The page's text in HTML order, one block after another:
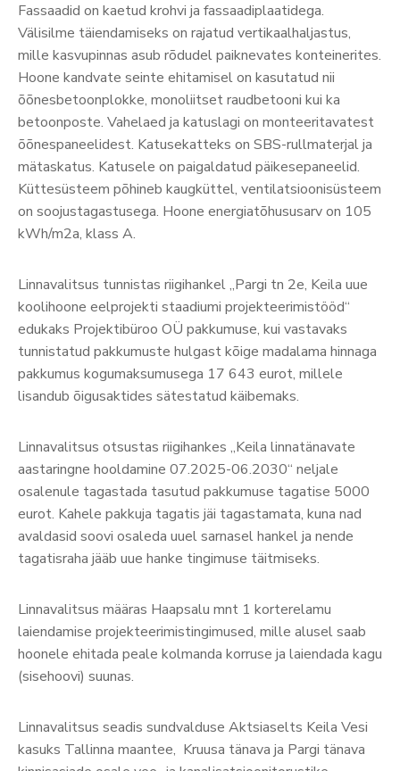
Fassaadid on kaetud krohvi ja fassaadiplaatidega.
Välisilme täiendamiseks on rajatud vertikaalhaljastus,
mille kasvupinnas asub rõdudel paiknevates konteinerites.
Hoone kandvate seinte ehitamisel on kasutatud nii
õõnesbetoonplokke, monoliitset raudbetooni kui ka
betoonposte. Vahelaed ja katuslagi on monteeritavatest
õõnespaneelidest. Katusekatteks on SBS-rullmaterjal ja
mätaskatus. Katusele on paigaldatud päikesepaneelid.
Küttesüsteem põhineb kaugküttel, ventilatsioonisüsteem
on soojustagastusega. Hoone energiatõhususarv on 105
kWh/m2a, klass A.
Linnavalitsus tunnistas riigihankel „Pargi tn 2e, Keila uue
koolihoone eelprojekti staadiumi projekteerimistööd“
edukaks Projektibüroo OÜ pakkumuse, kui vastavaks
tunnistatud pakkumuste hulgast kõige madalama hinnaga
pakkumus kogumaksumusega 17 643 eurot, millele
lisandub õigusaktides sätestatud käibemaks.
Linnavalitsus otsustas riigihankes „Keila linnatänavate
aastaringne hooldamine 07.2025-06.2030“ neljale
osalenule tagastada tasutud pakkumuse tagatise 5000
eurot. Kahele pakkuja tagatis jäi tagastamata, kuna nad
avaldasid soovi osaleda uuel sarnasel hankel ja nende
tagatisraha jääb uue hanke tingimuse täitmiseks.
Linnavalitsus määras Haapsalu mnt 1 korterelamu
laiendamise projekteerimistingimused, mille alusel saab
hoonele ehitada peale kolmanda korruse ja laiendada kagu
(sisehoovi) suunas.
Linnavalitsus seadis sundvalduse Aktsiaselts Keila Vesi
kasuks Tallinna maantee, Kruusa tänava ja Pargi tänava